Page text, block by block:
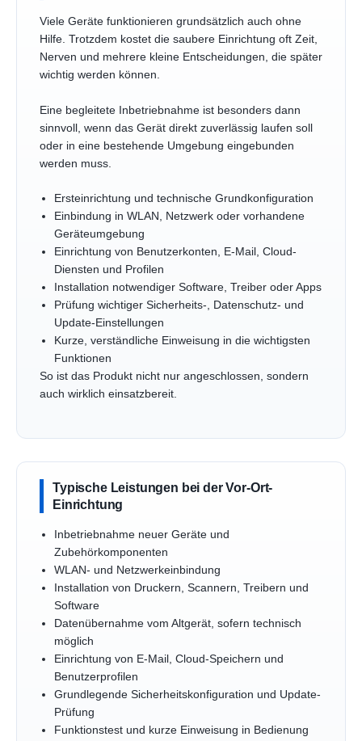
Viele Geräte funktionieren grundsätzlich auch ohne
Hilfe. Trotzdem kostet die saubere Einrichtung oft Zeit,
Nerven und mehrere kleine Entscheidungen, die später
wichtig werden können.
Eine begleitete Inbetriebnahme ist besonders dann
sinnvoll, wenn das Gerät direkt zuverlässig laufen soll
oder in eine bestehende Umgebung eingebunden
werden muss.
Ersteinrichtung und technische Grundkonfiguration
Einbindung in WLAN, Netzwerk oder vorhandene
Geräteumgebung
Einrichtung von Benutzerkonten, E-Mail, Cloud-
Diensten und Profilen
Installation notwendiger Software, Treiber oder Apps
Prüfung wichtiger Sicherheits-, Datenschutz- und
Update-Einstellungen
Kurze, verständliche Einweisung in die wichtigsten
Funktionen
So ist das Produkt nicht nur angeschlossen, sondern
auch wirklich einsatzbereit.
Typische Leistungen bei der Vor-Ort-
Einrichtung
Inbetriebnahme neuer Geräte und
Zubehörkomponenten
WLAN- und Netzwerkeinbindung
Installation von Druckern, Scannern, Treibern und
Software
Datenübernahme vom Altgerät, sofern technisch
möglich
Einrichtung von E-Mail, Cloud-Speichern und
Benutzerprofilen
Grundlegende Sicherheitskonfiguration und Update-
Prüfung
Funktionstest und kurze Einweisung in Bedienung